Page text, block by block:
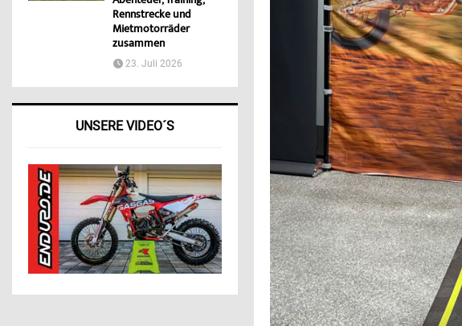
Rennstrecke und
Mietmotorräder
zusammen
23. Juli 2026
UNSERE VIDEO´S